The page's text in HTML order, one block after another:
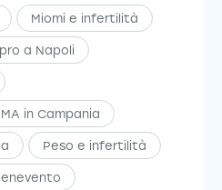
Miomi e infertilità
a Napoli
in Campania
Peso e infertilità